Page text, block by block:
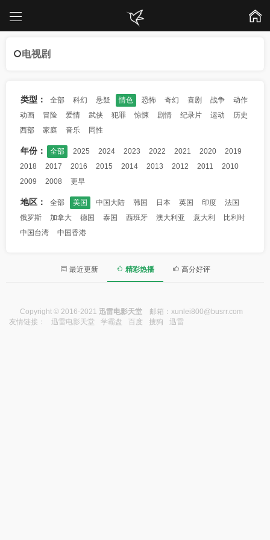
电视剧
类型： 全部 科幻 悬疑 情色 恐怖 奇幻 喜剧 战争
动作
动画
冒险 爱情 武侠 犯罪 惊悚 剧情 纪录片 运动
历史
西部
家庭 音乐 同性
年份： 全部 2025 2024 2023 2022 2021 2020
2019
2018
2017 2016 2015 2014 2013 2012 2011
2010
2009
2008 更早
地区： 全部 美国 中国大陆 韩国 日本 英国 印度
法国
俄罗斯
加拿大 德国 泰国 西班牙 澳大利亚 意大利
比利时
中国台湾
中国香港
最近更新 精彩热播 高分好评
Copyright © 2016-2021 迅雷电影天堂 邮箱： xunlei800@busrr.com
友情链接：
迅雷电影天堂 学霸盘 百度 搜狗 迅雷